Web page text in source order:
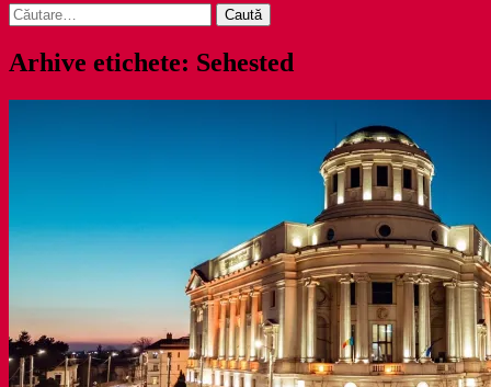
Caută
după:
Arhive etichete: Sehested